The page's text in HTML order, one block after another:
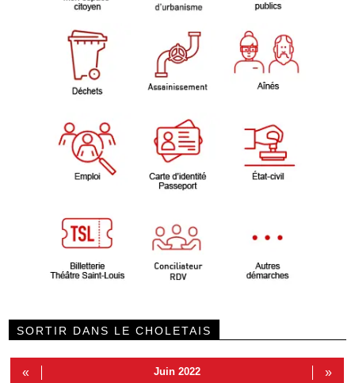
SORTIR DANS LE CHOLETAIS
« Juin 2022 »